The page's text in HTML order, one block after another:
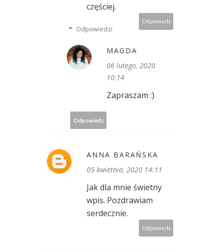
częściej.
Odpowiedz
Odpowiedzi
MAGDA
06 lutego, 2020
10:14
Zapraszam :)
Odpowiedz
ANNA BARAŃSKA
05 kwietnia, 2020 14:11
Jak dla mnie świetny
wpis. Pozdrawiam
serdecznie.
Odpowiedz